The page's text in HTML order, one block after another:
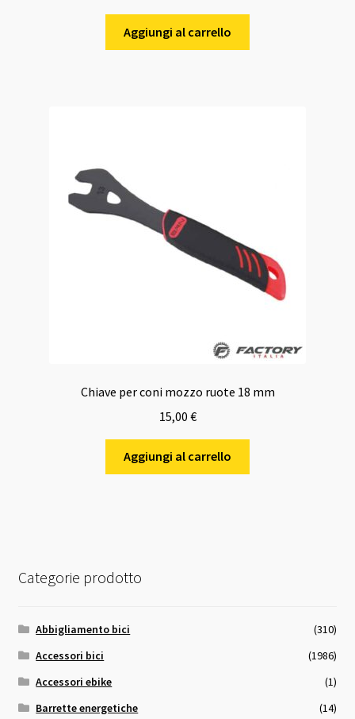
Aggiungi al carrello
Chiave per coni mozzo ruote 18 mm
15,00 €
Aggiungi al carrello
Categorie prodotto
Abbigliamento bici
(310)
Accessori bici
(1986)
Accessori ebike
(1)
Barrette energetiche
(14)